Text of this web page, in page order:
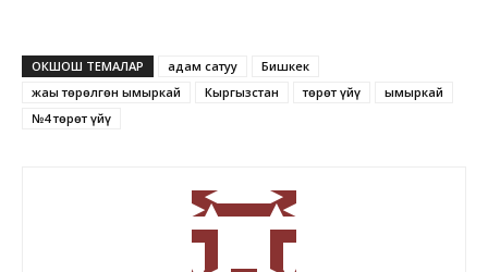
ОКШОШ ТЕМАЛАР адам сатуу
Бишкек
жаңы төрөлгөн ымыркай
Кыргызстан төрөт үйү
ымыркай
№4 төрөт үйү